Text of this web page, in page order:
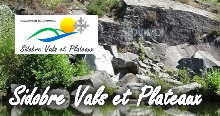
Sidobre Vals et Plateaux